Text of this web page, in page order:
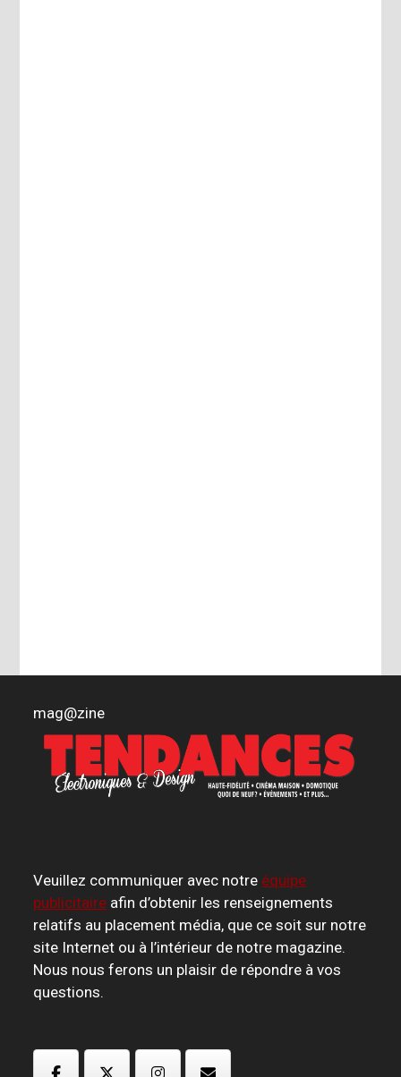
mag@zine
Veuillez communiquer avec notre équipe
publicitaire afin d’obtenir les renseignements
relatifs au placement média, que ce soit sur notre
site Internet ou à l’intérieur de notre magazine.
Nous nous ferons un plaisir de répondre à vos
questions.